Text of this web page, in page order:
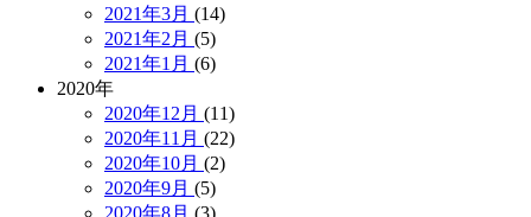
2021年3月 (14)
2021年2月 (5)
2021年1月 (6)
2020年
2020年12月 (11)
2020年11月 (22)
2020年10月 (2)
2020年9月 (5)
2020年8月 (3)